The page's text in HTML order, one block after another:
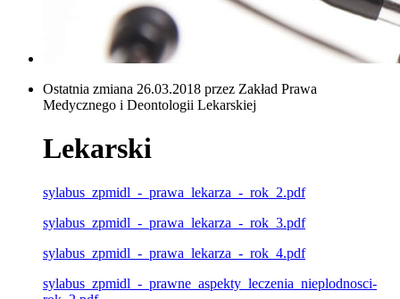
Ostatnia zmiana 26.03.2018 przez Zakład Prawa
Medycznego i Deontologii Lekarskiej
Lekarski
sylabus_zpmidl_-_prawa_lekarza_-_rok_2.pdf
sylabus_zpmidl_-_prawa_lekarza_-_rok_3.pdf
sylabus_zpmidl_-_prawa_lekarza_-_rok_4.pdf
sylabus_zpmidl_-_prawne_aspekty_leczenia_nieplodnosci-